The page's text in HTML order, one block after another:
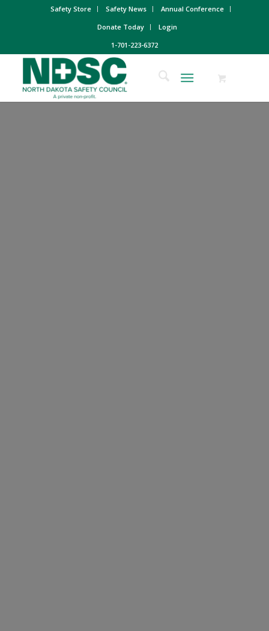
Safety Store Safety News
Annual Conference
Donate Today
Login
1-701-223-6372